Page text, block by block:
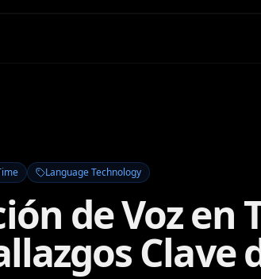
Language Technology
de Voz en
Clave